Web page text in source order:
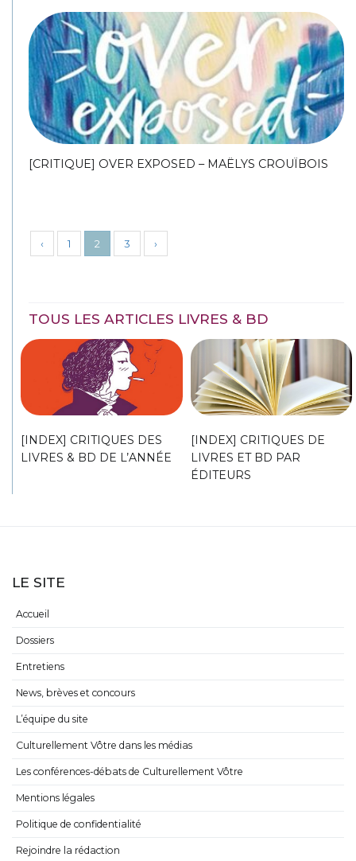
[CRITIQUE] OVER EXPOSED – MAËLYS CROUÏBOIS
‹ 1 2 3 ›
TOUS LES ARTICLES LIVRES & BD
[INDEX] CRITIQUES DES
LIVRES & BD DE L’ANNÉE
[INDEX] CRITIQUES DE
LIVRES ET BD PAR
ÉDITEURS
LE SITE
Accueil
Dossiers
Entretiens
News, brèves et concours
L’équipe du site
Culturellement Vôtre dans les médias
Les conférences-débats de Culturellement Vôtre
Mentions légales
Politique de confidentialité
Rejoindre la rédaction